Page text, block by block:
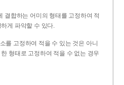
결합하는 어미의 형태를 고정하여 적
게 파악할 수 있다.
를 고정하여 적을 수 있는 것은 아니
형태로 고정하여 적을 수 없는 경우